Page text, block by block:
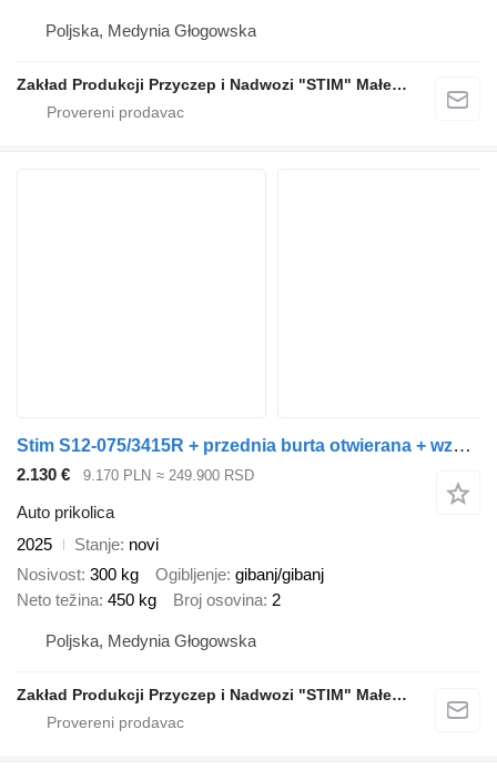
Poljska, Medynia Głogowska
Zakład Produkcji Przyczep i Nadwozi "STIM" Małecki s.j.
Stim S12-075/3415R + przednia burta otwierana + wzmocnienia ramy
2.130 € 9.170 PLN ≈ 249.900 RSD
Auto prikolica
2025
Stanje novi
Nosivost 300 kg Ogibljenje gibanj/gibanj
Neto težina 450 kg Broj osovina 2
Poljska, Medynia Głogowska
Zakład Produkcji Przyczep i Nadwozi "STIM" Małecki s.j.